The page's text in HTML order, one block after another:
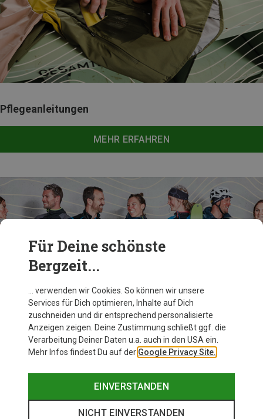
Pflegeanleitungen
MEHR ERFAHREN
Für Deine schönste
Bergzeit...
… verwenden wir Cookies. So können wir unsere
Services für Dich optimieren, Inhalte auf Dich
zuschneiden und dir entsprechend personalisierte
Anzeigen zeigen. Deine Zustimmung schließt ggf. die
Verarbeitung Deiner Daten u.a. auch in den USA ein.
Mehr Infos findest Du auf der Google Privacy Site.
EINVERSTANDEN
NICHT EINVERSTANDEN